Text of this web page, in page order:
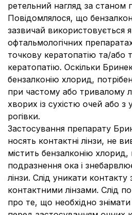
ретельний нагляд за станом
Повідомлялося, що
зазвичай використовується
офтальмологічних
точкову кератопатію та/або
кератопатію. Оскільки
бензалконію хлорид,
при частому або тривалому
хворих із сухістю очей або
рогівки.
Застосування препарату
носять контактні лінзи, не
містить бензалконію
подразнення ока і
лінзи. Слід уникати контакту
контактними лінзами. Слід
про те, що необхідно знімати